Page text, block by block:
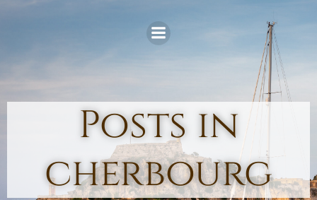
to
content
Posts in
cherbourg